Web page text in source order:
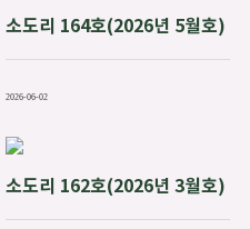
소도리 164호(2026년 5월호)
2026-06-02
소도리 162호(2026년 3월호)